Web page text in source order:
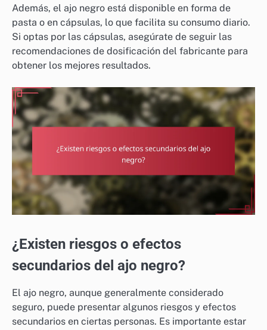
Además, el ajo negro está disponible en forma de
pasta o en cápsulas, lo que facilita su consumo diario.
Si optas por las cápsulas, asegúrate de seguir las
recomendaciones de dosificación del fabricante para
obtener los mejores resultados.
¿Existen riesgos o efectos
secundarios del ajo negro?
El ajo negro, aunque generalmente considerado
seguro, puede presentar algunos riesgos y efectos
secundarios en ciertas personas. Es importante estar